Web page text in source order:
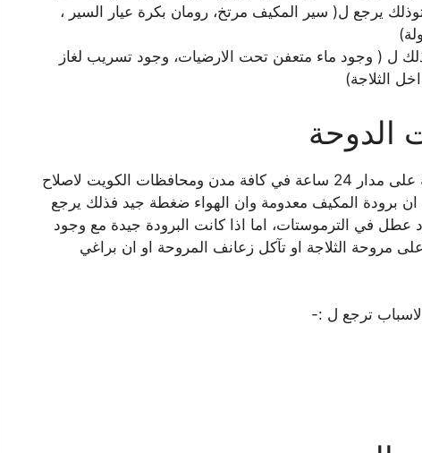
يرجع ل( سير المكيف مرتخ، رومان بكرة عيار السير ،
ذلك ل ( وجود ماء متعفن تحت الارضيات، وجود تسريب لغاز
الثلاجة)
الدوحة
متخصص تكييف سيارات الكويت خدمة متاحة على مدار 24 ساعة في كافة مدن ومحافظات الكويت لاصلاح
برودة المكيف معدومة وان الهواء ضغطة جيد فذلك يرجع
عطل في الترموستات، اما اذا كانت البرودة جيدة مع وجود
الثلاجة او تآكل زعانف المروحة او ان براغي
ترجع ل :-